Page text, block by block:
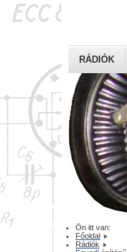
RÁDIÓK
Ön itt van:
Főoldal
Rádiók